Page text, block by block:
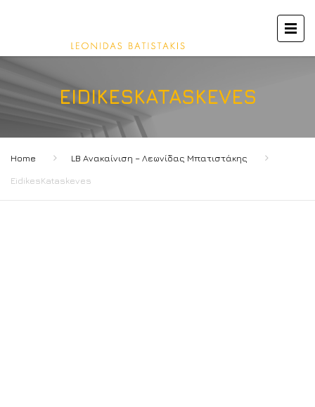
EIDIKESKATASKEVES
Home
LB Ανακαίνιση – Λεωνίδας Μπατιστάκης
EidikesKataskeves